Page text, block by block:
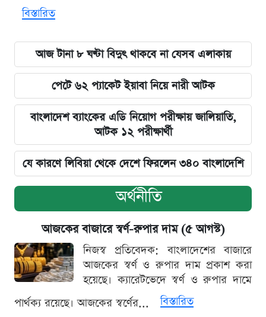
বিস্তারিত
আজ টানা ৮ ঘণ্টা বিদুৎ থাকবে না যেসব এলাকায়
পেটে ৬২ প্যাকেট ইয়াবা নিয়ে নারী আটক
বাংলাদেশ ব্যাংকের এডি নিয়োগ পরীক্ষায় জালিয়াতি,
আটক ১২ পরীক্ষার্থী
যে কারণে লিবিয়া থেকে দেশে ফিরলেন ৩৪০ বাংলাদেশি
অর্থনীতি
আজকের বাজারে স্বর্ণ-রুপার দাম (৫ আগস্ট)
নিজস্ব প্রতিবেদক: বাংলাদেশের বাজারে
আজকের স্বর্ণ ও রুপার দাম প্রকাশ করা
হয়েছে। ক্যারেটভেদে স্বর্ণ ও রুপার দামে
পার্থক্য রয়েছে। আজকের স্বর্ণের...
বিস্তারিত